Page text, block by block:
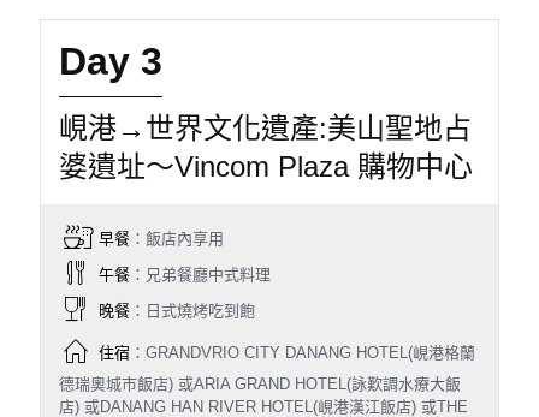
Day 3
峴港→世界文化遺產:美山聖地占
婆遺址～Vincom Plaza 購物中心
早餐：飯店內享用
午餐：兄弟餐廳中式料理
晚餐：日式燒烤吃到飽
住宿：GRANDVRIO CITY DANANG HOTEL(峴港格蘭
德瑞奧城市飯店) 或ARIA GRAND HOTEL(詠歎調水療大飯
店) 或DANANG HAN RIVER HOTEL(峴港漢江飯店) 或THE